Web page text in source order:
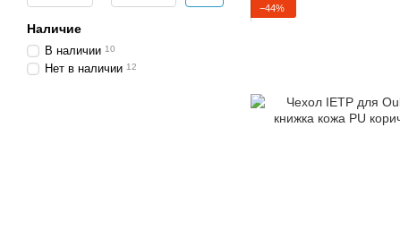
−44%
Наличие
В наличии 10
Нет в наличии 12